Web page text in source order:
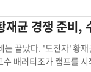
외야수는 공교롭게도
지명(오클랜드)을 받은
있는 자원이다. 볼티모어는 초이스 영입 3일 후인 19
는 2009년 메이저리그
년부터 4년 연속 두
스는 멕시코 대표팀의 터주대
전과 스프링캠프를 좌
균 경쟁 준비,
에 첫 발을 내딛는다. 지난 15일부터 애리조나주
배러티조가 캠프를